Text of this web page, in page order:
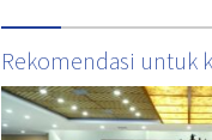
Rekomendasi untuk